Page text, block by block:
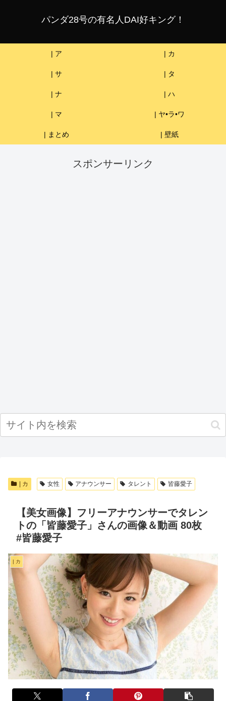
パンダ28号の有名人DAI好キング！
| ア | カ
| サ | タ
| ナ | ハ
| マ | ヤ•ラ•ワ
| まとめ | 壁紙
スポンサーリンク
| カ 女性 アナウンサー タレント 皆藤愛子
【美女画像】フリーアナウンサーでタレン
トの「皆藤愛子」さんの画像＆動画 80枚
#皆藤愛子
| カ